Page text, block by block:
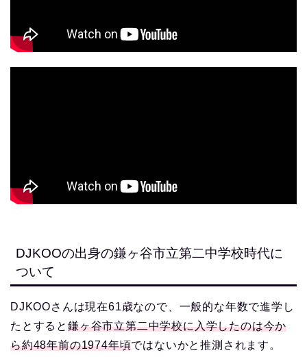
DJKOOの出身の鎌ヶ谷市立第二中学校時代に
ついて
DJKOOさんは現在61歳なので、一般的な年数で進学し
たとすると 鎌ヶ谷市立第二中学校に入学したのは今か
ら約48年前の1974年頃ではないかと推測されます。